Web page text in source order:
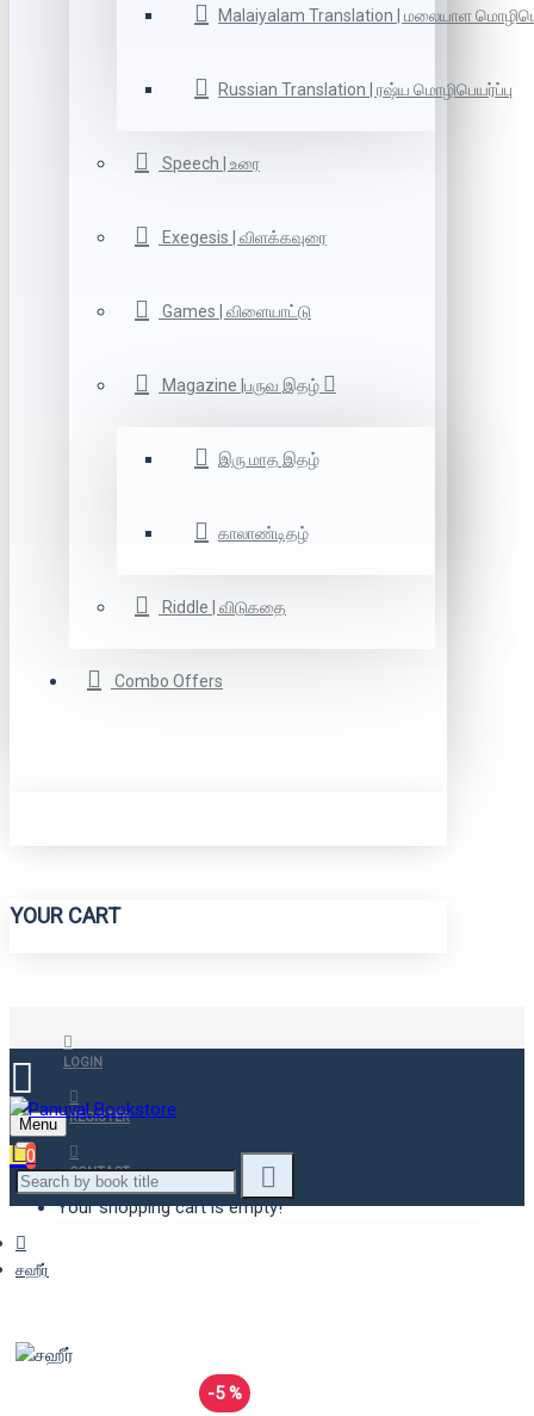
Malaiyalam Translation | மலையாள
Russian Translation | ரஷ்ய மொழிபெயர்ப்பு
Speech | உரை
Exegesis | விளக்கவுரை
Games | விளையாட்டு
Magazine |பருவ இதழ்
இரு மாத இதழ்
காலாண்டிதழ்
Riddle | விடுகதை
Combo Offers
YOUR CART
LOGIN
REGISTER
CONTACT
Menu
0
Your shopping cart is empty!
சஹீர்
-5 %